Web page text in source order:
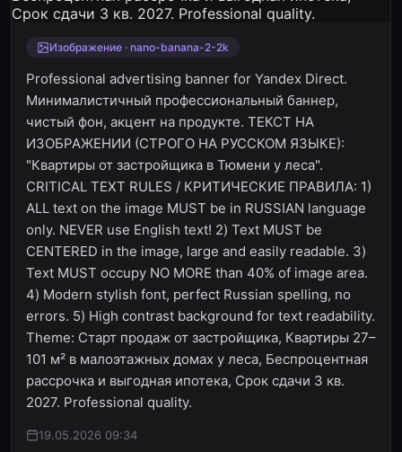
Изображение · nano-banana-2-2k
Professional advertising banner for Yandex Direct.
Минималистичный профессиональный баннер,
чистый фон, акцент на продукте. ТЕКСТ НА
ИЗОБРАЖЕНИИ (СТРОГО НА РУССКОМ ЯЗЫКЕ):
"Квартиры от застройщика в Тюмени у леса".
CRITICAL TEXT RULES / КРИТИЧЕСКИЕ ПРАВИЛА: 1)
ALL text on the image MUST be in RUSSIAN language
only. NEVER use English text! 2) Text MUST be
CENTERED in the image, large and easily readable. 3)
Text MUST occupy NO MORE than 40% of image area.
4) Modern stylish font, perfect Russian spelling, no
errors. 5) High contrast background for text readability.
Theme: Старт продаж от застройщика, Квартиры 27–
101 м² в малоэтажных домах у леса, Беспроцентная
рассрочка и выгодная ипотека, Срок сдачи 3 кв.
2027. Professional quality.
19.05.2026 09:34